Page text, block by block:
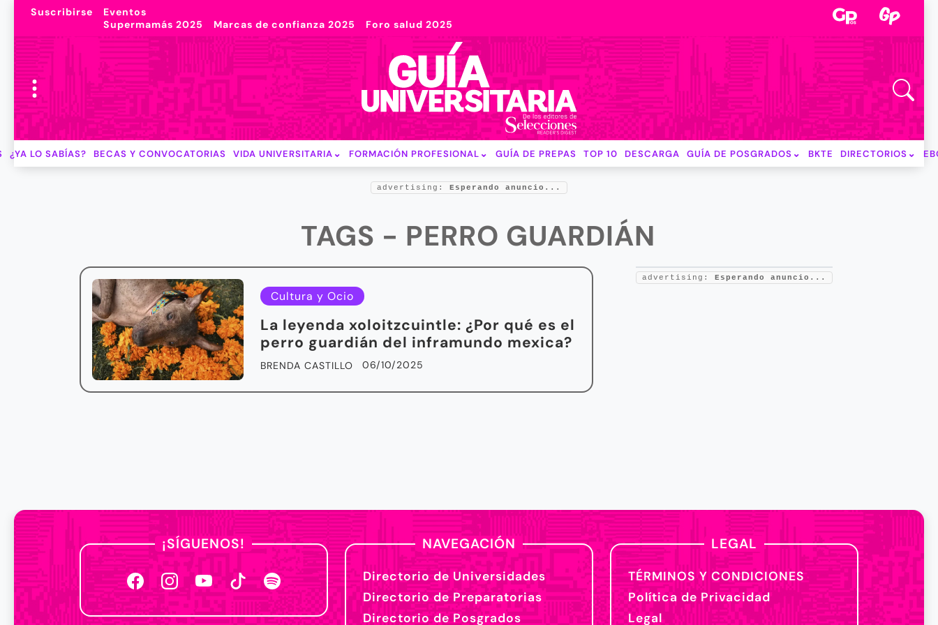
Suscribirse
Eventos
Supermamás 2025
Marcas de confianza 2025 Foro salud 2025
¿YA LO SABÍAS? BECAS Y CONVOCATORIAS VIDA UNIVERSITARIA FORMACIÓN PROFESIONAL GUÍA DE PREPAS TOP 10 DESCARGA GUÍA DE POSGRADOS BKTE DIRECTORIOS
advertising: Esperando anuncio...
TAGS - PERRO GUARDIÁN
Cultura y Ocio
La leyenda xoloitzcuintle: ¿Por qué es el
perro guardián del inframundo mexica?
BRENDA CASTILLO 06/10/2025
advertising: Esperando anuncio...
¡SÍGUENOS! NAVEGACIÓN
Directorio de Universidades
Directorio de Preparatorias
Directorio de Posgrados
LEGAL
TÉRMINOS Y CONDICIONES
Política de Privacidad
Legal